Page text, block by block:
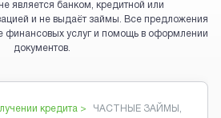
является банком, кредитной или
и не выдаёт займы. Все предложения
финансовых услуг и помощь в оформлении
документов.
кредита >
ЧАСТНЫЕ ЗАЙМЫ,